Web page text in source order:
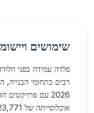
שימושים
פלדה עמידה בפני
רבים בתחומי הבנייה,
2026 עם